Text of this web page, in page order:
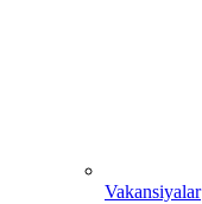
Vakansiyalar